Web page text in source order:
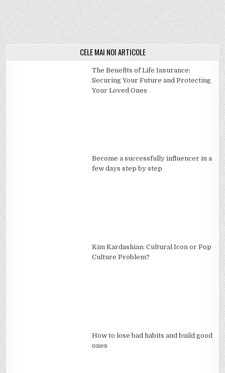
CELE MAI NOI ARTICOLE
The Benefits of Life Insurance:
Securing Your Future and Protecting
Your Loved Ones
Become a successfully influencer in a
few days step by step
Kim Kardashian: Cultural Icon or Pop
Culture Problem?
How to lose bad habits and build good
ones